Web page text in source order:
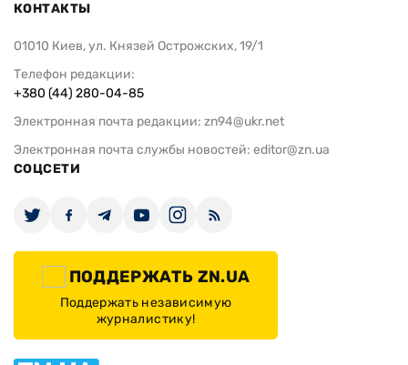
КОНТАКТЫ
01010 Киев, ул. Князей Острожских, 19/1
Телефон редакции:
+380 (44) 280-04-85
Электронная почта редакции: zn94@ukr.net
Электронная почта службы новостей: editor@zn.ua
СОЦСЕТИ
ПОДДЕРЖАТЬ ZN.UA
Поддержать независимую
журналистику!